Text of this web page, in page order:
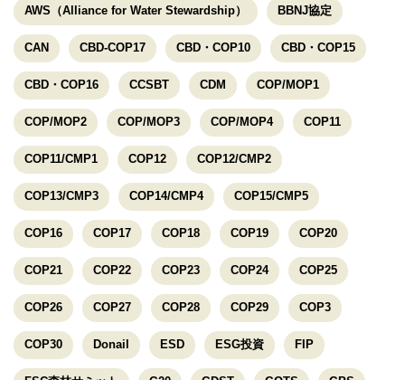
AWS（Alliance for Water Stewardship） BBNJ協定
CAN CBD-COP17 CBD・COP10 CBD・COP15
CBD・COP16 CCSBT CDM COP/MOP1
COP/MOP2 COP/MOP3 COP/MOP4 COP11
COP11/CMP1 COP12 COP12/CMP2
COP13/CMP3 COP14/CMP4 COP15/CMP5
COP16 COP17 COP18 COP19 COP20
COP21 COP22 COP23 COP24 COP25
COP26 COP27 COP28 COP29 COP3
COP30 Donail ESD ESG投資 FIP